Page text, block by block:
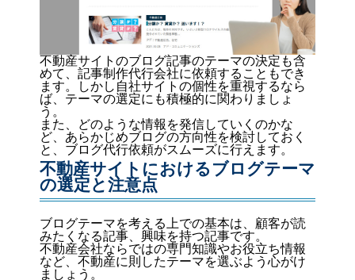
不動産サイトのブログ記事のテーマの決定も含
めて、記事制作代行会社に依頼することもでき
ます。しかし自社サイトの個性を重視するなら
ば、テーマの選定にも積極的に関わりましょ
う。
また、どのような情報を発信していくのかな
ど、あらかじめブログの方向性を検討しておく
と、ブログ代行依頼がスムーズに行えます。
不動産サイトにおけるブログテーマ
の選定と注意点
ブログテーマを考える上での基本は、顧客が読
みたくなる記事、興味を持つ記事です。
不動産会社ならではの専門知識やお役立ち情報
など、不動産に則したテーマを選ぶよう心がけ
ましょう。